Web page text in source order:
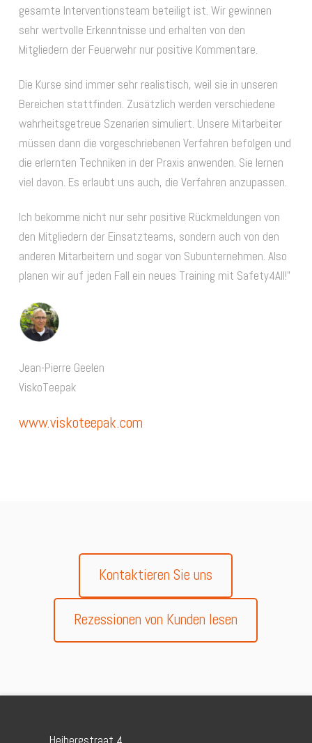
gesamte Interventionsteam beteiligt ist. Wir gewinnen
sehr wertvolle Erkenntnisse und erhalten von den
Mitgliedern der Feuerwehr nur positive Kommentare.
Die Kurse sind immer sehr realistisch, weil sie in unseren
Bereichen stattfinden. Zusätzlich werden verschiedene
wahrheitsgetreue Szenarien simuliert. Unsere Mitarbeiter
müssen dann die vorgeschriebenen Verfahren befolgen und
die erlernten Techniken in der Praxis anwenden. Sie lernen
viel davon. Es erlaubt uns auch, die Verfahren anzupassen.
Ich bekomme nicht nur sehr positive Rückmeldungen von
den Mitgliedern der Einsatzteams, sondern auch von den
anderen Mitarbeitern und sogar von Subunternehmen. Also
planen wir auf jeden Fall ein neues Training mit Safety4All!”
Jean-Pierre Geelen
ViskoTeepak
www.viskoteepak.com
Kontaktieren Sie uns
Rezessionen von Kunden lesen
Heibergstraat 4